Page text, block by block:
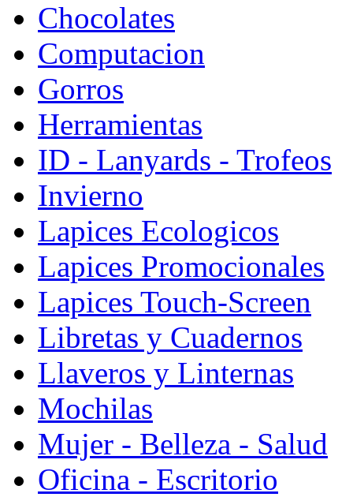
Chocolates
Computacion
Gorros
Herramientas
ID - Lanyards - Trofeos
Invierno
Lapices Ecologicos
Lapices Promocionales
Lapices Touch-Screen
Libretas y Cuadernos
Llaveros y Linternas
Mochilas
Mujer - Belleza - Salud
Oficina - Escritorio